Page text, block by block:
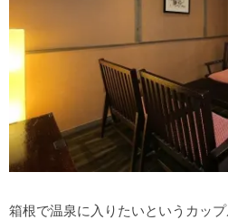
箱根で温泉に入りたいというカッ